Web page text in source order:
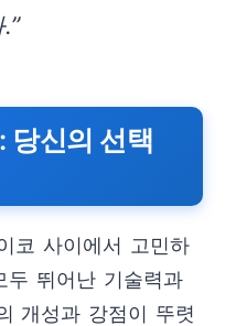
당신의 선택
코 사이에서 고민하
두 뛰어난 기술력과
개성과 강점이 뚜렷